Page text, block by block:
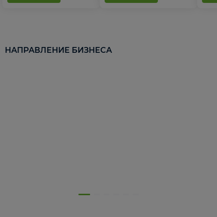
НАПРАВЛЕНИЕ БИЗНЕСА